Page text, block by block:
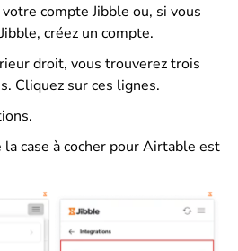
compte Jibble ou, si vous
créez un compte.
droit, vous trouverez trois
Cliquez sur ces lignes.
case à cocher pour Airtable est